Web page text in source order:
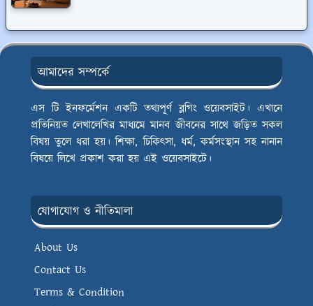
আমাদের সম্পর্কে
এস টি ইনফর্মেশন একটি তথ্যপূর্ণ ব্লগিং ওয়েবসাইট। এখানে
প্রতিনিয়ত লেখালেখির মাধ্যমে মানব জীবনের সাথে জড়িত সকল
বিষয় তুলে ধরা হয়। শিক্ষা, চিকিৎসা, ধর্ম, কর্মসংস্থান সহ নানান
বিষয়ে লিখে প্রকাশ করা হয় এই ওয়েবসাইটে।
যোগাযোগ ও নীতিমালা
About Us
Contact Us
Terms & Condition